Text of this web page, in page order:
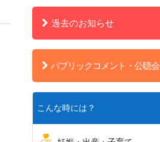
過去のお知らせ
パブリックコメント・公聴会
こんな時には？